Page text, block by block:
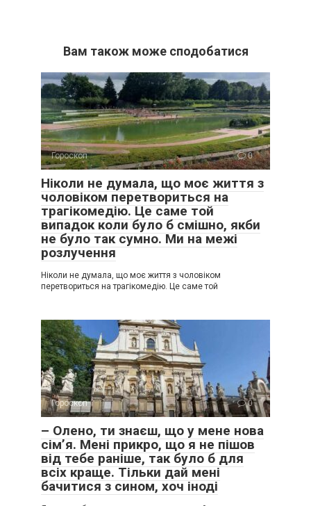
Вам також може сподобатися
Гороскоп 0
Ніколи не думала, що моє життя з
чоловіком перетвориться на
трагікомедію. Це саме той
випадок коли було б смішно, якби
не було так сумно. Ми на межі
розлучення
Ніколи не думала, що моє життя з чоловіком
перетвориться на трагікомедію. Це саме той
Гороскоп 0
– Олено, ти знаєш, що у мене нова
сім’я. Мені прикро, що я не пішов
від тебе раніше, так було б для
всіх краще. Тільки дай мені
бачитися з сином, хоч іноді